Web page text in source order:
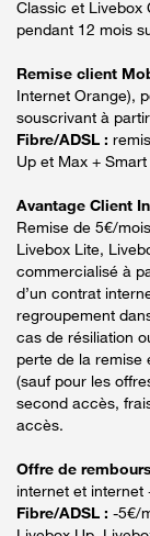
Classic et Livebox
pendant 12 mois
Remise client
Internet Orange),
souscrivant à
Fibre/ADSL :
Up et Max + Smart
Avantage Client
Remise de 5€/
Livebox Lite,
commercialisé à
d’un contrat
regroupement
cas de résiliation
perte de la remise
(sauf pour les
second accès,
accès.
Offre de
internet et internet
Fibre/ADSL : -5€/